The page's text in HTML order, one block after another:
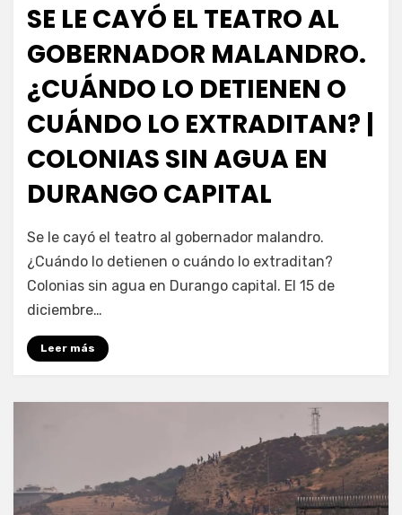
SE LE CAYÓ EL TEATRO AL
GOBERNADOR MALANDRO.
¿CUÁNDO LO DETIENEN O
CUÁNDO LO EXTRADITAN? |
COLONIAS SIN AGUA EN
DURANGO CAPITAL
por Fernando Miranda Servín
Se le cayó el teatro al gobernador malandro.
¿Cuándo lo detienen o cuándo lo extraditan?
Colonias sin agua en Durango capital. El 15 de
diciembre…
Leer más